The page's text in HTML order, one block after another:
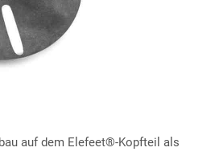
auf dem Elefeet®-Kopfteil als